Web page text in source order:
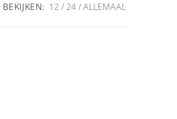
BEKIJKEN: 12 24 ALLEMAAL